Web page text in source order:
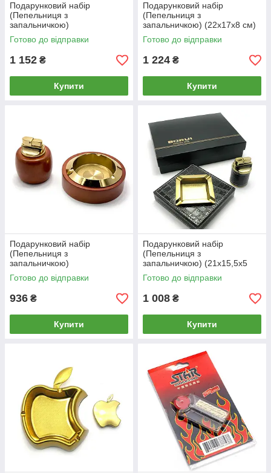
Подарунковий набір
(Пепельниця з
запальничкою)
Готово до відправки
1 152 ₴
Купити
Подарунковий набір
(Пепельниця з
запальничкою) (22х17х8 см)
Готово до відправки
1 224 ₴
Купити
Подарунковий набір
(Пепельниця з
запальничкою)
Готово до відправки
936 ₴
Купити
Подарунковий набір
(Пепельниця з
запальничкою) (21х15,5х5
см)
Готово до відправки
1 008 ₴
Купити